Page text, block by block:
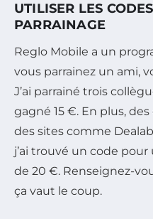
UTILISER LES
PARRAINAGE
Reglo Mobile a un
vous parrainez un ami,
J’ai parrainé trois
gagné 15 €. En plus,
des sites comme
j’ai trouvé un code pour
de 20 €. Renseignez-
ça vaut le coup.